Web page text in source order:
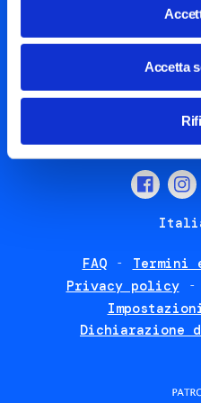
Accetta
Piazza
+39 02
FAQ
Termini
Privacy policy
Dichiarazione